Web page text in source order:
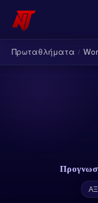
Πρωταθλήματα /